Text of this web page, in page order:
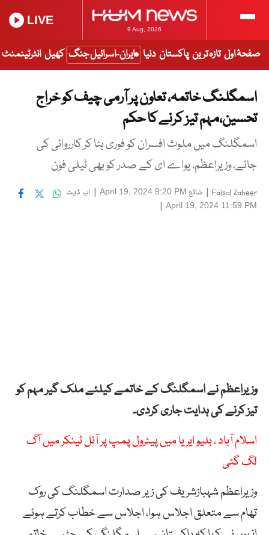
9 Aug, 2026
LIVE
صفحۂ اول تازہ ترین پاکستان دنیا ایران-اسرائیل جنگ کھیل انٹرٹینمنٹ
اسمگلنگ خاتمہ، تعاون پر آرمی چیف کو خراج
تحسین،مہم تیز کرنے کا حکم
اسمگلنگ میں ملوث افسران کو فوری ہٹا کر کارروائی کی
جائے، وزیراعظم، یواے ای کے صدر کو بھی ٹیلی فون
Faisal Zaheer
| شائع April 19, 2024 9:20 PM
| اپ ڈیٹ
April 19, 2024 11:59 PM
|
وزیراعظم نے اسمگلنگ کے خاتمے کیلئے ملک گیر مہم کو
تیز کرنے کی ہدایت جاری کردی۔
اسلام آباد ، بلیو ایریا میں پیٹرول پمپ پر آئل ٹینکر میں آگ
لگ گئی
وزیراعظم شہبازشریف کی زیر صدارت اسمگلنگ کی روک
تھام سے متعلق اجلاس ہوا، اجلاس سے خطاب کرتے ہوئے